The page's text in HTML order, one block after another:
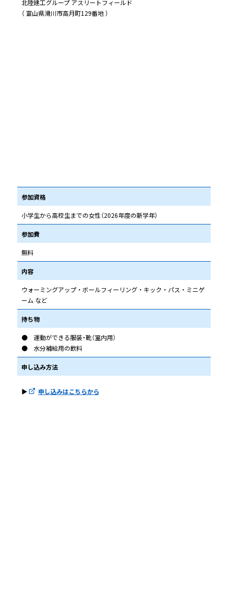
北陸建工グループ アスリートフィールド
（ 富山県滑川市高月町129番地 ）
参加資格
小学生から高校生までの女性（2026年度の新学年）
参加費
無料
内容
ウォーミングアップ ・ ボールフィーリング ・ キック ・ パス ・ ミニゲ
ーム など
持ち物
● 運動ができる服装・靴（室内用）
● 水分補給用の飲料
申し込み方法
▶ 申し込みはこちらから